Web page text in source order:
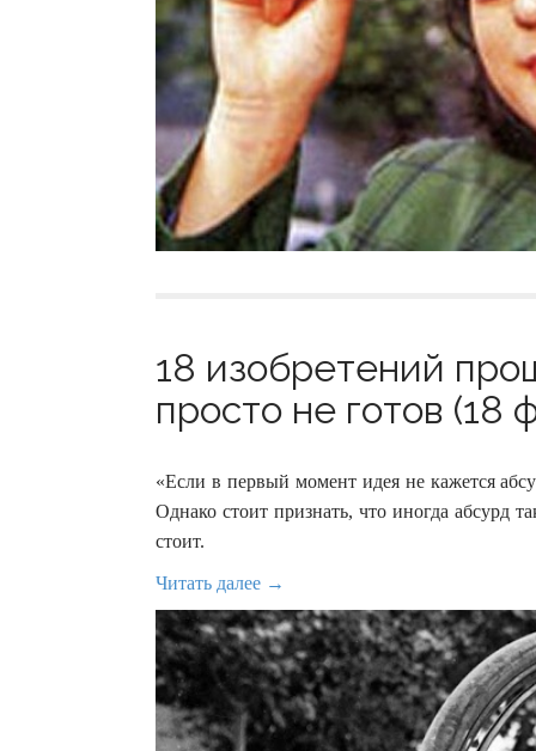
18 изобретений
просто не готов (18
«Если в первый момент идея не кажется
Однако стоит признать, что иногда абсурд
стоит.
Читать далее →